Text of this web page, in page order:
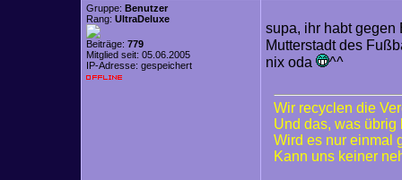
Gruppe: Benutzer
Rang: UltraDeluxe
Beiträge: 779
Mitglied seit: 05.06.2005
IP-Adresse: gespeichert
supa, ihr habt gegen
Mutterstadt des
nix oda
^^
Wir recyclen die
Und das, was übrig
Wird es nur einmal
Kann uns keiner